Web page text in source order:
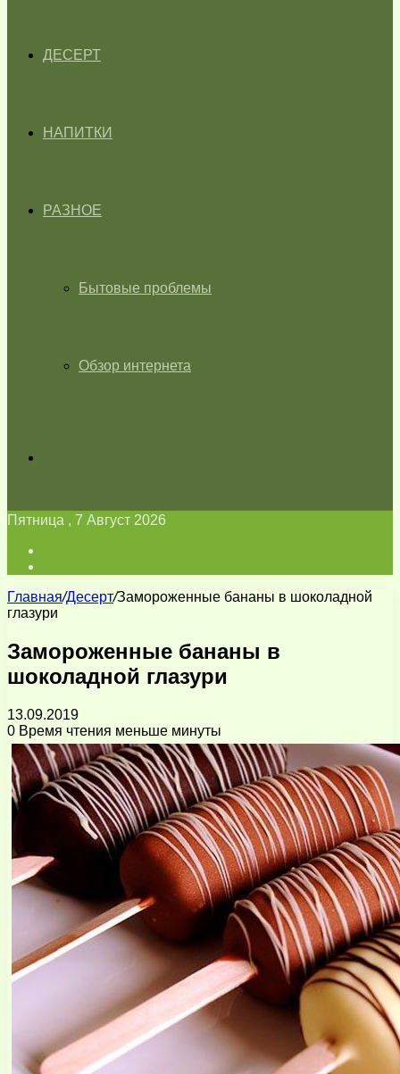
ДЕСЕРТ
НАПИТКИ
РАЗНОЕ
Бытовые проблемы
Обзор интернета
Пятница , 7 Август 2026
Главная/Десерт/Замороженные бананы в шоколадной
глазури
Замороженные бананы в
шоколадной глазури
13.09.2019
0 Время чтения меньше минуты